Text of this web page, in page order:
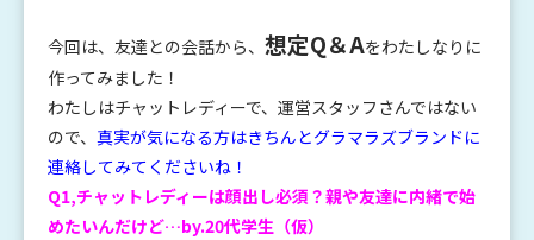
今回は、友達との会話から、 想定Q＆Aをわたしなりに
作ってみました！
わたしはチャットレディーで、運営スタッフさんではない
ので、 真実が気になる方はきちんとグラマラズブランドに
連絡してみてくださいね！
Q1,チャットレディーは顔出し必須？親や友達に内緒で始
めたいんだけど…by.20代学生（仮）